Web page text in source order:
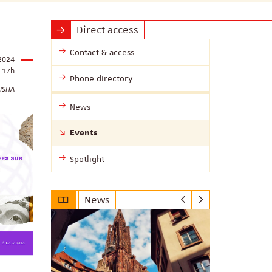
17h
Direct access
Contact & access
Phone directory
News
Events
Spotlight
News